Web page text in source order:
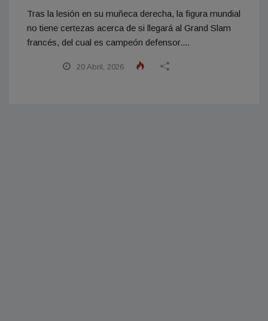
Tras la lesión en su muñeca derecha, la figura mundial
no tiene certezas acerca de si llegará al Grand Slam
francés, del cual es campeón defensor....
20 Abril, 2026